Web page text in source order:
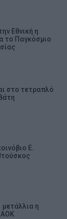
Εθνική η
το Παγκόσμιο
στο τετραπλό
Ε.
η